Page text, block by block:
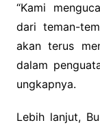
“Kami
dari teman-
akan terus
dalam
ungkapnya.
Lebih lanjut,